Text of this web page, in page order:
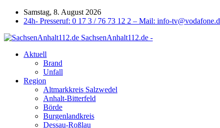
Samstag, 8. August 2026
24h- Presseruf: 0 17 3 / 76 73 12 2 – Mail: info-
SachsenAnhalt112.de -
Aktuell
Brand
Unfall
Region
Altmarkkreis Salzwedel
Anhalt-Bitterfeld
Börde
Burgenlandkreis
Dessau-Roßlau